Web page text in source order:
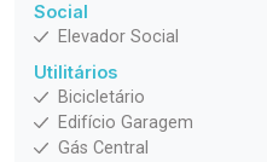
Social
Elevador Social
Utilitários
Bicicletário
Edifício Garagem
Gás Central